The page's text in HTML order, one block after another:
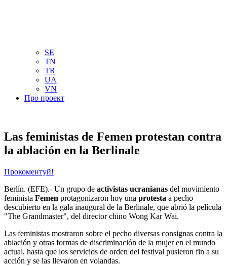
SE
TN
TR
UA
VN
Про проект
Las feministas de Femen protestan contra
la ablación en la Berlinale
Прокоментуй!
Berlín. (EFE).- Un grupo de activistas ucranianas del movimiento
feminista Femen protagonizaron hoy una protesta a pecho
descubierto en la gala inaugural de la Berlinale, que abrió la película
"The Grandmaster", del director chino Wong Kar Wai.
Las feministas mostraron sobre el pecho diversas consignas contra la
ablación y otras formas de discriminación de la mujer en el mundo
actual, hasta que los servicios de orden del festival pusieron fin a su
acción y se las llevaron en volandas.